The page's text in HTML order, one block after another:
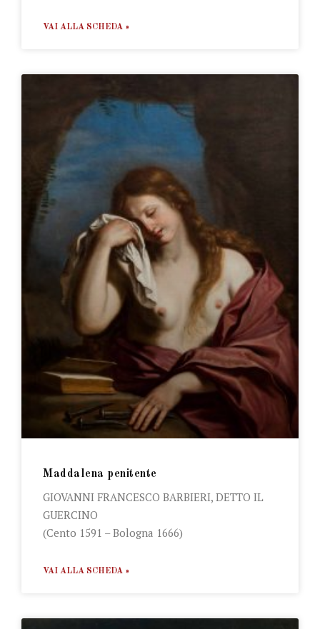
VAI ALLA SCHEDA »
Maddalena penitente
GIOVANNI FRANCESCO BARBIERI, DETTO IL
GUERCINO
(Cento 1591 – Bologna 1666)
VAI ALLA SCHEDA »